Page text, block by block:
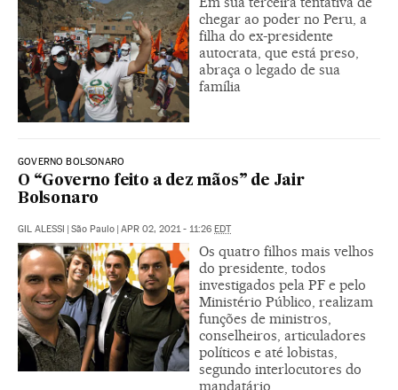
chegar ao poder no Peru, a
filha do ex-presidente
autocrata, que está preso,
abraça o legado de sua
família
GOVERNO BOLSONARO
O “Governo feito a dez mãos” de Jair
Bolsonaro
GIL ALESSI | São Paulo | APR 02, 2021 - 11:26 EDT
Os quatro filhos mais velhos
do presidente, todos
investigados pela PF e pelo
Ministério Público, realizam
funções de ministros,
conselheiros, articuladores
políticos e até lobistas,
segundo interlocutores do
mandatário